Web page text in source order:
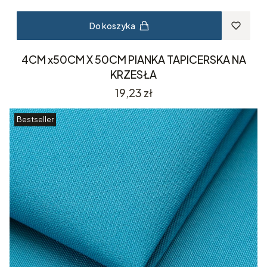
Do koszyka
4CM x50CM X 50CM PIANKA TAPICERSKA NA
KRZESŁA
Cena
19,23 zł
Bestseller